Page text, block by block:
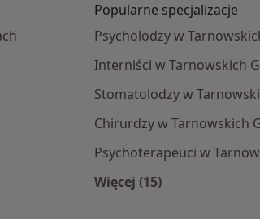
Popularne specjalizacje
Psycholodzy w
Interniści w Tarnowskich
Stomatolodzy w
Chirurdzy w Tarnowskich
Psychoterapeuci w
Więcej (15)